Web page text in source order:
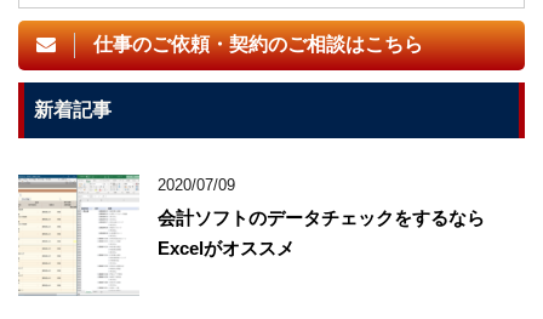
仕事のご依頼・契約のご相談はこちら
新着記事
2020/07/09
会計ソフトのデータチェックをするなら
Excelがオススメ